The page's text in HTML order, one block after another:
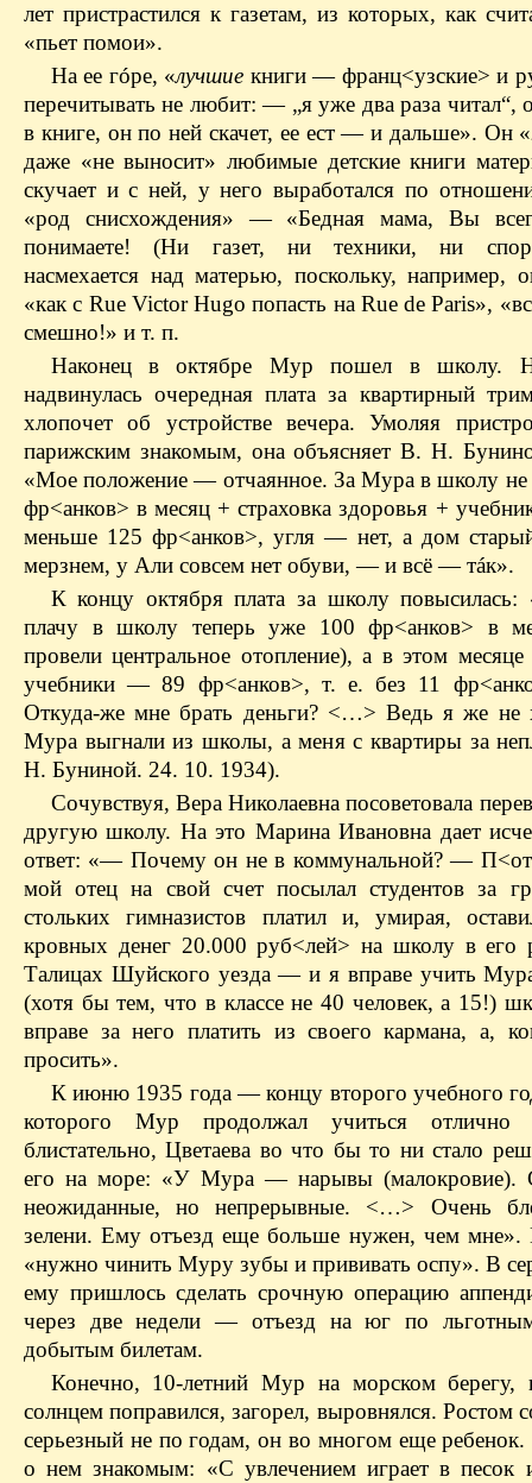
лет пристрастился к газетам, из которых, как
«пьет помои».
На ее гóре, «лучшие книги — франц<узские> и
перечитывать не любит: — „я уже два раза читал“,
в книге, он по ней скачет, ее ест — и дальше». Он «
даже «не выносит» любимые детские книги
скучает и с ней, у него выработался по
«род снисхождения» — «Бедная мама, Вы
понимаете! (Ни газет, ни техники, ни
насмехается над матерью, поскольку, например,
«как с Rue Victor Hugo попасть на Rue de Paris»,
смешно!» и т. п.
Наконец в октябре Мур пошел в школу.
надвинулась очередная плата за квартирный
хлопочет об устройстве вечера. Умоляя
парижским знакомым, она объясняет В. Н.
«Мое положение — отчаянное. За Мура в школу не
фр<анков> в месяц + страховка здоровья +
меньше 125 фр<анков>, угля — нет, а дом
мерзнем, у Али совсем нет обуви, — и всё — тáк».
К концу октября плата за школу
плачу в школу теперь уже 100 фр<анков> в
провели центральное отопление), а в этом
учебники — 89 фр<анков>, т. е. без 11
Откуда-же мне брать деньги? <…> Ведь я же не
Мура выгнали из школы, а меня с квартиры за
Н. Буниной. 24. 10. 1934).
Сочувствуя, Вера Николаевна посоветовала
другую школу. На это Марина Ивановна дает
ответ: «— Почему он не в коммунальной? —
мой отец на свой счет посылал студентов за
стольких гимназистов платил и, умирая,
кровных денег 20.000 руб<лей> на школу в его
Талицах Шуйского уезда — и я вправе учить
(хотя бы тем, что в классе не 40 человек, а 15!)
вправе за него платить из своего кармана, а,
просить».
К июню 1935 года — концу второго учебного
которого Мур продолжал учиться отлично
блистательно, Цветаева во что бы то ни стало
его на море: «У Мура — нарывы (малокровие).
неожиданные, но непрерывные. <…> Очень
зелени. Ему отъезд еще больше нужен, чем мне».
«нужно чинить Муру зубы и прививать оспу». В
ему пришлось сделать срочную операцию
через две недели — отъезд на юг по
добытым билетам.
Конечно, 10-летний Мур на морском
солнцем поправился, загорел, выровнялся. Ростом
серьезный не по годам, он во многом еще
о нем знакомым: «С увлечением играет в песок